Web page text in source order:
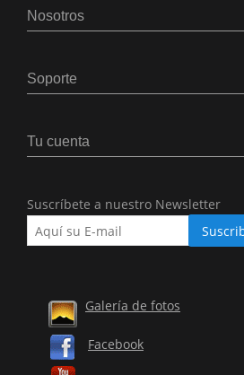
Nosotros
Soporte
Tu cuenta
Suscríbete a nuestro Newsletter
Galería de fotos
Facebook